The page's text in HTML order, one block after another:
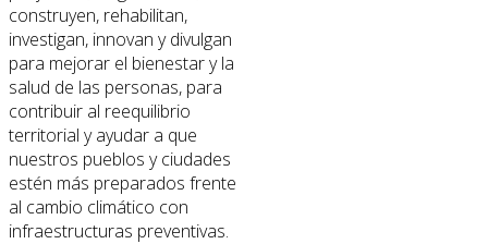
construyen, rehabilitan,
investigan, innovan y divulgan
para mejorar el bienestar y la
salud de las personas, para
contribuir al reequilibrio
territorial y ayudar a que
nuestros pueblos y ciudades
estén más preparados frente
al cambio climático con
infraestructuras preventivas.